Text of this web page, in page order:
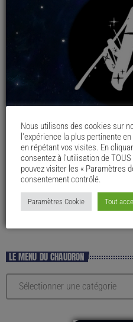
LE MENU DU CHAUDRON
Nous utilisons des cookies sur
l'expérience la plus pertinente
en répétant vos visites. En
consentez à l'utilisation de
pouvez visiter les « Paramètres
consentement contrôlé.
Paramètres Cookie Tout